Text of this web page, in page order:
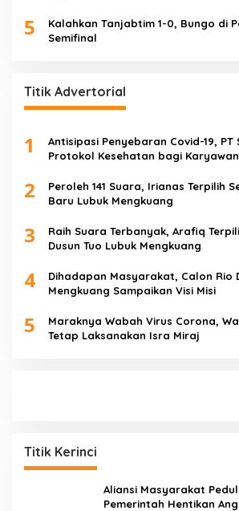
5
Kalahkan Tanjabtim 1-0, Bungo di
Semifinal
Titik Advertorial
1
Antisipasi Penyebaran Covid-19, PT
Protokol Kesehatan bagi
2
Peroleh 141 Suara, Irianas Terpilih
Baru Lubuk Mengkuang
3
Raih Suara Terbanyak, Arafiq
Dusun Tuo Lubuk Mengkuang
4
Dihadapan Masyarakat, Calon Rio
Mengkuang Sampaikan Visi Misi
5
Maraknya Wabah Virus Corona,
Tetap Laksanakan Isra Miraj
Titik Kerinci
Aliansi Masyarakat
Pemerintah Hentikan